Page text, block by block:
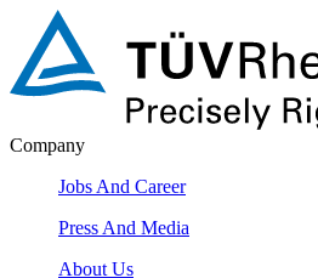
Company
Jobs And Career
Press And Media
About Us